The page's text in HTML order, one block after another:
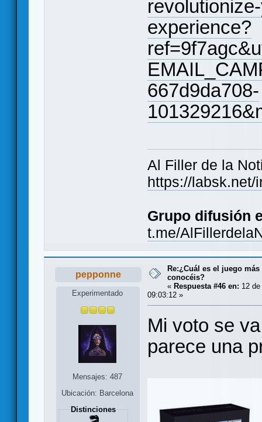
experience?
667d9da708-
Al Filler de la
https://labsk.net/
Grupo difusión
t.me/
pepponne
Experimentado
Mensajes: 487
Ubicación: Barcelona
Distinciones
Re:¿Cuál es el juego
conocéis?
« Respuesta #46 en: 12
09:03:12 »
Mi voto se
parece una